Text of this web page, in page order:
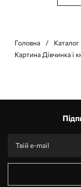
Головна Каталог
Картина Дівчинка і